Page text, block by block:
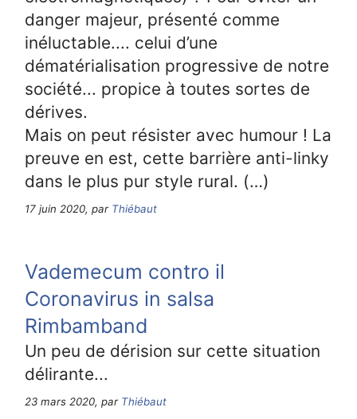
danger majeur, présenté comme
inéluctable.... celui d’une
dématérialisation progressive de notre
société... propice à toutes sortes de
dérives.
Mais on peut résister avec humour ! La
preuve en est, cette barrière anti-linky
dans le plus pur style rural. (…)
17 juin 2020, par Thiébaut
Vademecum contro il
Coronavirus in salsa
Rimbamband
Un peu de dérision sur cette situation
délirante...
23 mars 2020, par Thiébaut